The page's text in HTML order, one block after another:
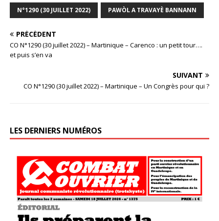
N°1290 (30 JUILLET 2022) PAWÒL A TRAVAYÈ BANNANN
PRÉCÉDENT
CO N°1290 (30 juillet 2022) – Martinique – Carenco : un petit tour….
et puis s’en va
SUIVANT
CO N°1290 (30 juillet 2022) – Martinique – Un Congrès pour qui ?
LES DERNIERS NUMÉROS